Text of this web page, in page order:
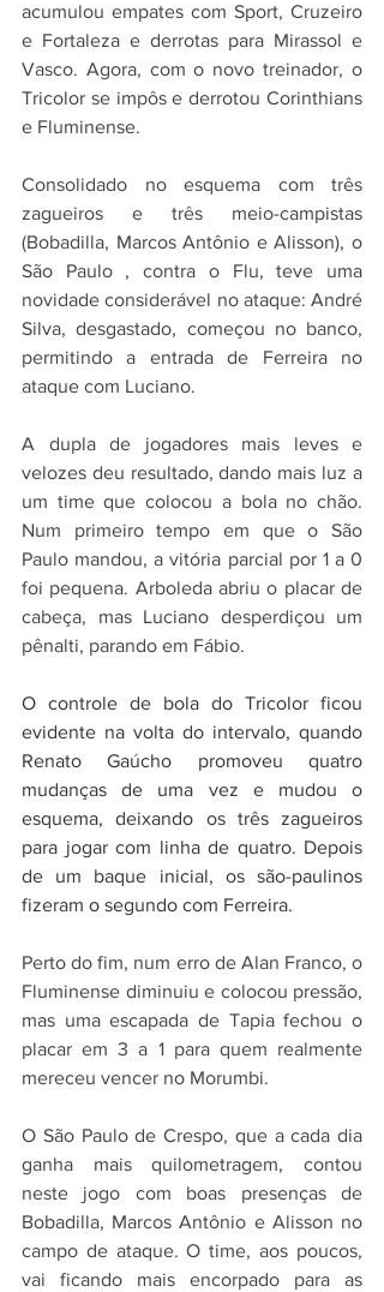
acumulou empates com Sport, Cruzeiro
e Fortaleza e derrotas para Mirassol e
Vasco. Agora, com o novo treinador, o
Tricolor se impôs e derrotou Corinthians
e Fluminense.
Consolidado no esquema com três
zagueiros e três meio-campistas
(Bobadilla, Marcos Antônio e Alisson), o
São Paulo , contra o Flu, teve uma
novidade considerável no ataque: André
Silva, desgastado, começou no banco,
permitindo a entrada de Ferreira no
ataque com Luciano.
A dupla de jogadores mais leves e
velozes deu resultado, dando mais luz a
um time que colocou a bola no chão.
Num primeiro tempo em que o São
Paulo mandou, a vitória parcial por 1 a 0
foi pequena. Arboleda abriu o placar de
cabeça, mas Luciano desperdiçou um
pênalti, parando em Fábio.
O controle de bola do Tricolor ficou
evidente na volta do intervalo, quando
Renato Gaúcho promoveu quatro
mudanças de uma vez e mudou o
esquema, deixando os três zagueiros
para jogar com linha de quatro. Depois
de um baque inicial, os são-paulinos
fizeram o segundo com Ferreira.
Perto do fim, num erro de Alan Franco, o
Fluminense diminuiu e colocou pressão,
mas uma escapada de Tapia fechou o
placar em 3 a 1 para quem realmente
mereceu vencer no Morumbi.
O São Paulo de Crespo, que a cada dia
ganha mais quilometragem, contou
neste jogo com boas presenças de
Bobadilla, Marcos Antônio e Alisson no
campo de ataque. O time, aos poucos,
vai ficando mais encorpado para as